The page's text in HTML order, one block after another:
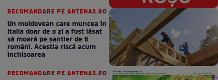
RECOMANDARE PE ANTENA3.RO
Un moldovean care muncea în
Italia doar de o zi a fost lăsat
să moară pe şantier de 6
români. Aceștia riscă acum
închisoarea
RECOMANDARE PE ANTENA3.RO